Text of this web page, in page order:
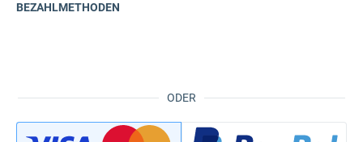
ODER
BEZAHLMETHODEN